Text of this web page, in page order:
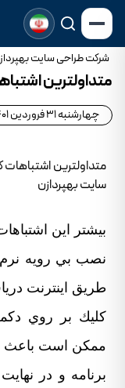
شرکت طراحی سایت
متداولترين
چهارشنبه 31 فروردین 1401
متداولترين اشتباهات
سايت بهپردازن
بيشتر اين
نصب بي رويه نرم
طريق اينترنت
ممكن است باعث
برنامه و در